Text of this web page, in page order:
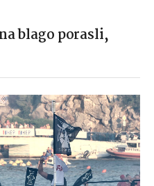
blago porasli,